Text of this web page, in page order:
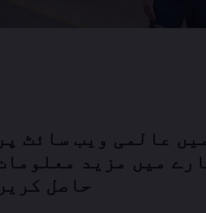
عالمی ویب سائٹ
میں مزید
حاصل